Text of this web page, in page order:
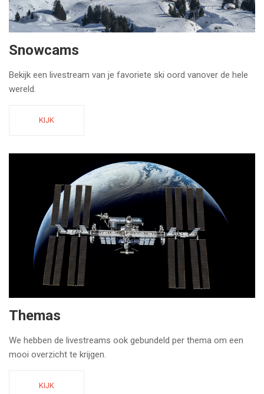
Snowcams
Bekijk een livestream van je favoriete ski oord vanover de hele
wereld.
KIJK
Themas
We hebben de livestreams ook gebundeld per thema om een
mooi overzicht te krijgen.
KIJK